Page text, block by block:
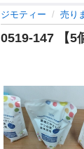
ジモティー 売り
0519-147 【5